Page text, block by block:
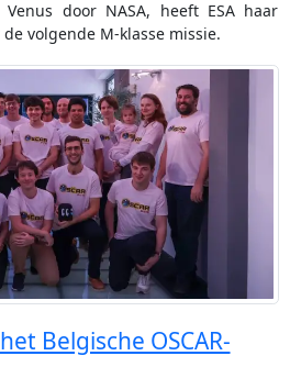
door NASA, heeft ESA haar
volgende M-klasse missie.
Belgische OSCAR-